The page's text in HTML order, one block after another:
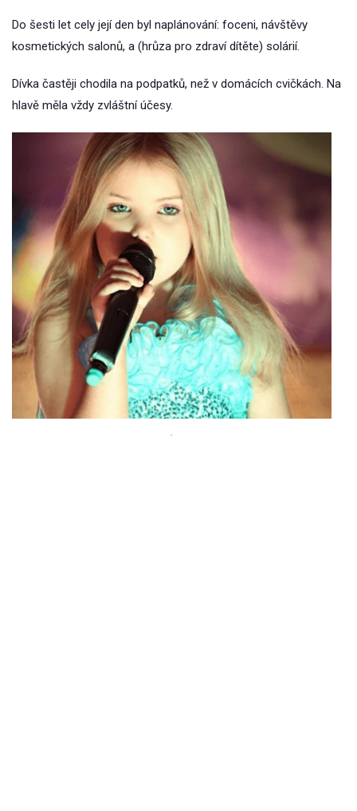
Do šesti let cely její den byl naplánování: foceni, návštěvy
kosmetických salonů, a (hrůza pro zdraví dítěte) solárií.
Dívka častěji chodila na podpatků, než v domácích cvičkách. Na
hlavě měla vždy zvláštní účesy.